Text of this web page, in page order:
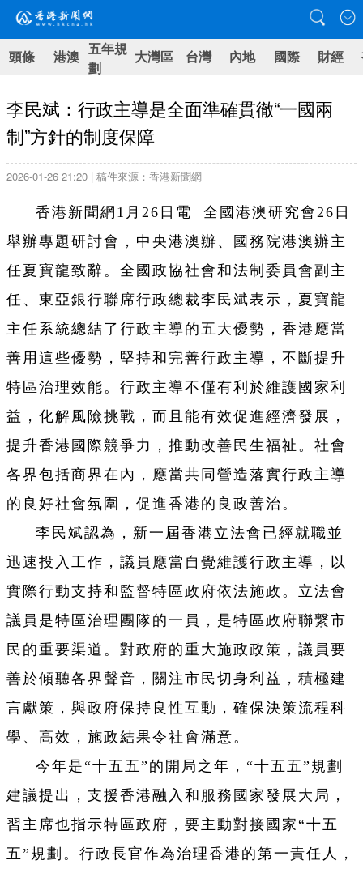
頭條 港澳 五年規
劃
大灣區 台灣 內地 國際 財經
李民斌：行政主導是全面準確貫徹“一國兩
制”方針的制度保障
2026-01-26 21:20 | 稿件來源：香港新聞網
香港新聞網1月26日電 全國港澳研究會26日
舉辦專題研討會，中央港澳辦、國務院港澳辦主
任夏寶龍致辭。全國政協社會和法制委員會副主
任、東亞銀行聯席行政總裁李民斌表示，夏寶龍
主任系統總結了行政主導的五大優勢，香港應當
善用這些優勢，堅持和完善行政主導，不斷提升
特區治理效能。行政主導不僅有利於維護國家利
益，化解風險挑戰，而且能有效促進經濟發展，
提升香港國際競爭力，推動改善民生福祉。社會
各界包括商界在內，應當共同營造落實行政主導
的良好社會氛圍，促進香港的良政善治。
李民斌認為，新一屆香港立法會已經就職並
迅速投入工作，議員應當自覺維護行政主導，以
實際行動支持和監督特區政府依法施政。立法會
議員是特區治理團隊的一員，是特區政府聯繫市
民的重要渠道。對政府的重大施政政策，議員要
善於傾聽各界聲音，關注市民切身利益，積極建
言獻策，與政府保持良性互動，確保決策流程科
學、高效，施政結果令社會滿意。
今年是“十五五”的開局之年，“十五五”規劃
建議提出，支援香港融入和服務國家發展大局，
習主席也指示特區政府，要主動對接國家“十五
五”規劃。行政長官作為治理香港的第一責任人，